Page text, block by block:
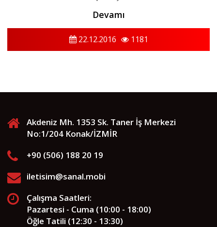
Devamı
22.12.2016 1181
Akdeniz Mh. 1353 Sk. Taner İş Merkezi
No:1/204 Konak/İZMİR
+90 (506) 188 20 19
iletisim@sanal.mobi
Çalışma Saatleri:
Pazartesi - Cuma (10:00 - 18:00)
Öğle Tatili (12:30 - 13:30)